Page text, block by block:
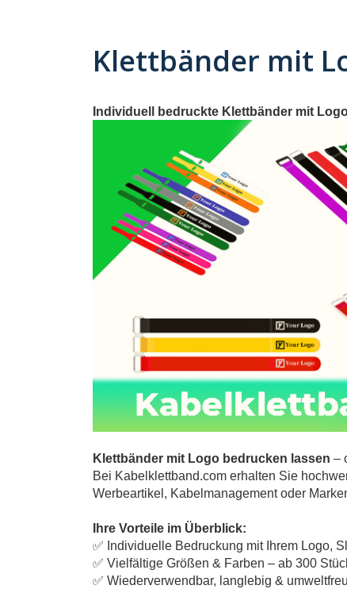
Klettbänder mit
Individuell bedruckte Klettbänder mit
Klettbänder mit Logo bedrucken lassen –
Bei Kabelklettband.com erhalten Sie
Werbeartikel, Kabelmanagement oder
Ihre Vorteile im Überblick:
✅ Individuelle Bedruckung mit Ihrem Logo,
✅ Vielfältige Größen & Farben – ab 300
✅ Wiederverwendbar, langlebig &